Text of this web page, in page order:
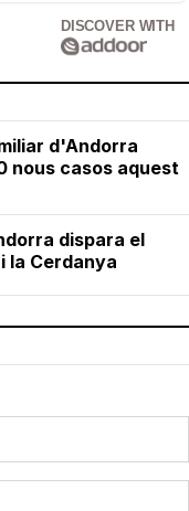
DISCOVER WITH
d'Andorra
nous casos aquest
dispara el
la Cerdanya